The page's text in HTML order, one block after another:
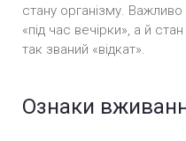
стану організму.
«під час вечірки», а й
так званий «відкат».
Ознаки